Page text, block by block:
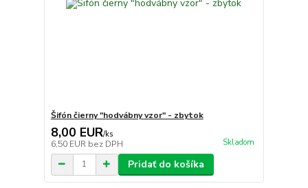
Šifón čierny "hodvábny vzor" - zbytok
8,00 EUR/ks
6,50 EUR bez DPH Skladom
Pridať do košíka